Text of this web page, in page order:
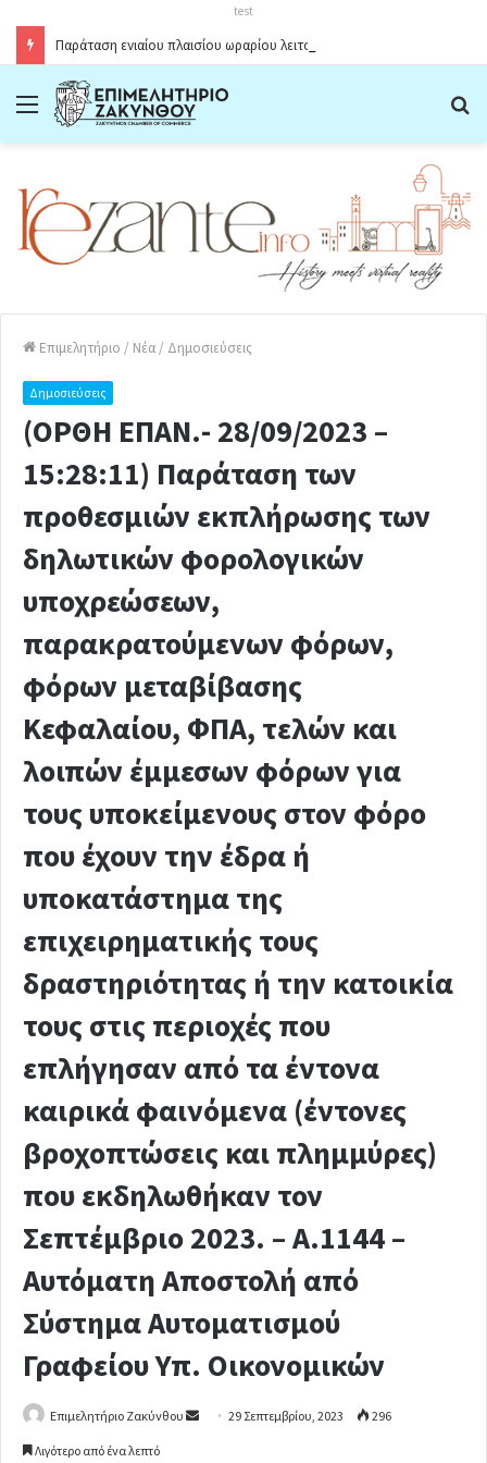
test
Menu
Επιμελητήριο / Νέα / Δημοσιεύσεις
Δημοσιεύσεις
(ΟΡΘΗ ΕΠΑΝ.- 28/09/2023 –
15:28:11) Παράταση των
προθεσμιών εκπλήρωσης των
δηλωτικών φορολογικών
υποχρεώσεων,
παρακρατούμενων φόρων,
φόρων μεταβίβασης
Κεφαλαίου, ΦΠΑ, τελών και
λοιπών έμμεσων φόρων για
τους υποκείμενους στον φόρο
που έχουν την έδρα ή
υποκατάστημα της
επιχειρηματικής τους
δραστηριότητας ή την κατοικία
τους στις περιοχές που
επλήγησαν από τα έντονα
καιρικά φαινόμενα (έντονες
βροχοπτώσεις και πλημμύρες)
που εκδηλωθήκαν τον
Σεπτέμβριο 2023. – Α.1144 –
Αυτόματη Αποστολή από
Σύστημα Αυτοματισμού
Γραφείου Υπ. Οικονομικών
Επιμελητήριο Ζακύνθου 29 Σεπτεμβρίου, 2023 296
Λιγότερο από ένα λεπτό